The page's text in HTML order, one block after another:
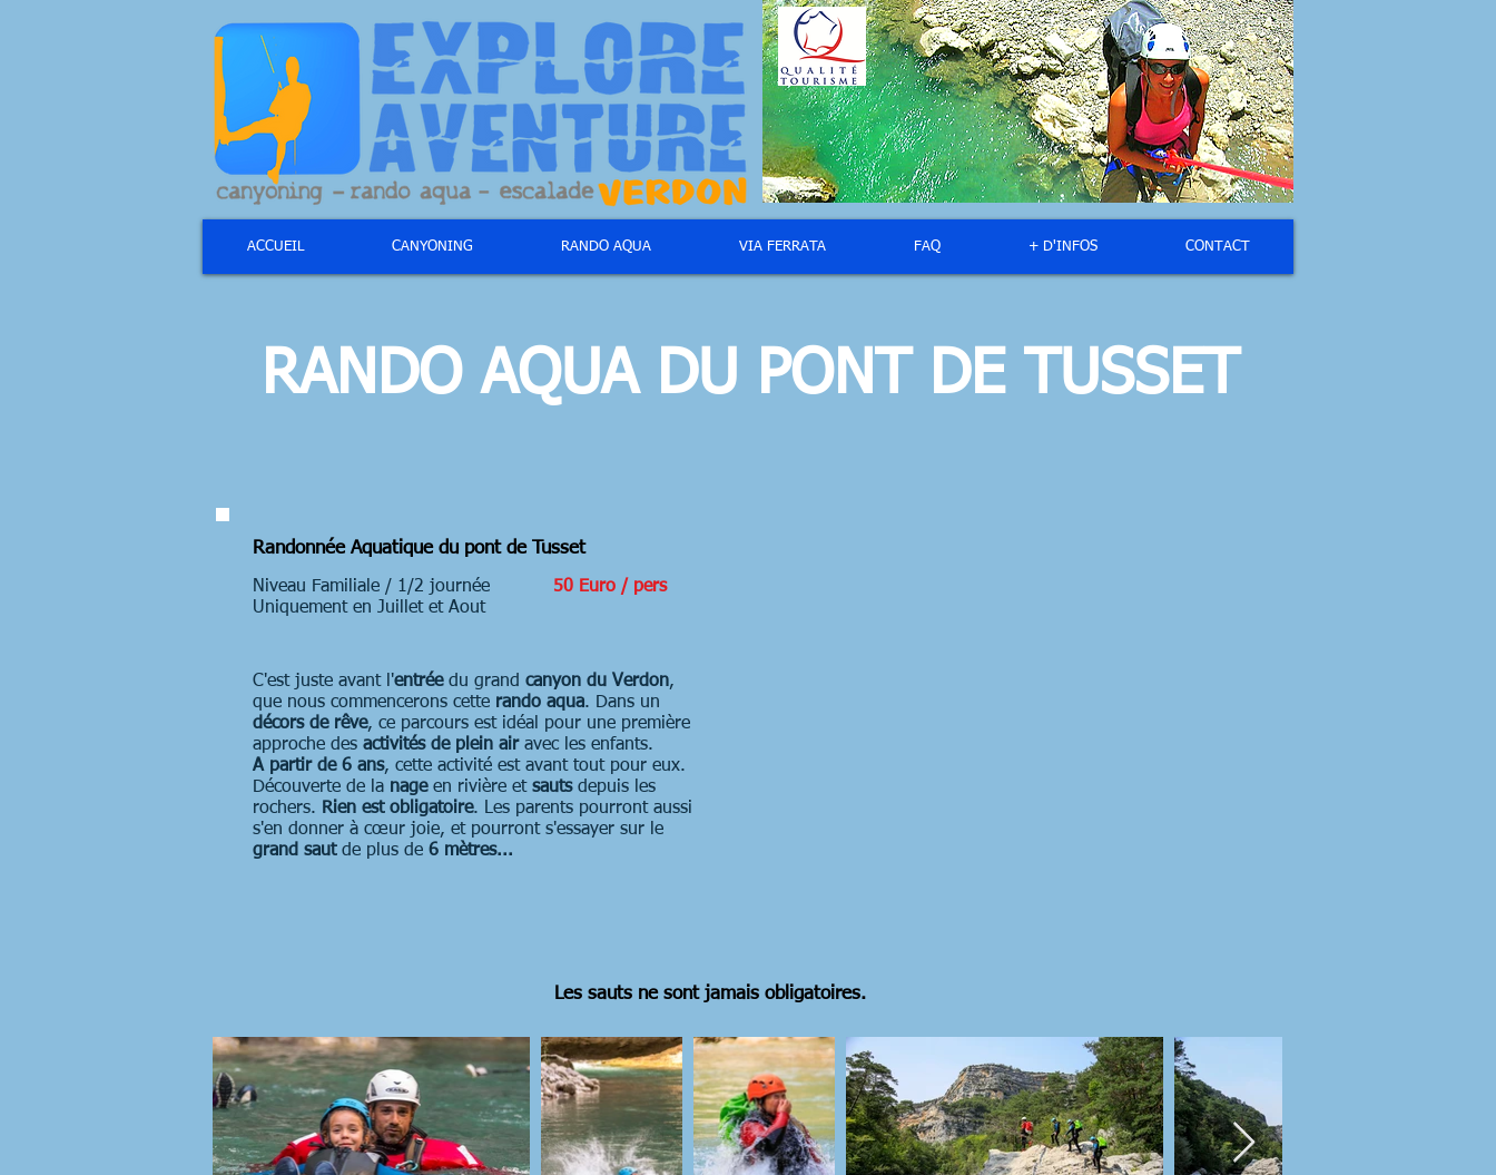
RANDO AQUA DU PONT DE TUSSET
Randonnée Aquatique du pont de Tusset
Niveau Familiale / 1/2 journée
Uniquement en Juillet et Aout
50 Euro / pers
C'est juste avant l'entréedu grand canyon du Verdon,
que nous commencerons cette rando aqua. Dans un
décors de rêve, ce parcours est idéal pour une première
approche des activités de plein airavec les enfants.
A partir de 6 ans, cette activité est avant tout pour eux.
Découverte de la nageen rivière et sautsdepuis les
rochers. Rien est obligatoire. Les parents pourront aussi
s'en donner à cœur joie, et pourront s'essayer sur le
grand sautde plus de 6 mètres...
Les sauts ne sont jamais obligatoires.
ACCUEIL CANYONING RANDO AQUA VIA FERRATA FAQ + D'INFOS CONTACT